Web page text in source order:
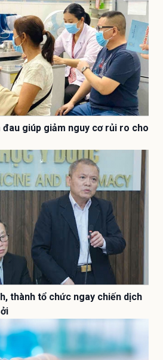
đau giúp giảm nguy cơ rủi ro cho
thành tổ chức ngay chiến dịch